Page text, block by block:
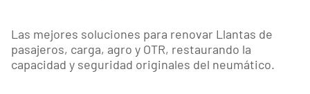
Las mejores soluciones para renovar Llantas de
pasajeros, carga, agro y OTR, restaurando la
capacidad y seguridad originales del neumático.